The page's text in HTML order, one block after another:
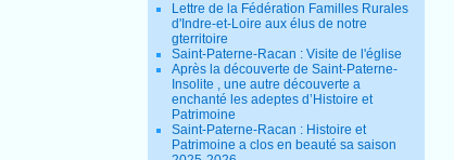
Lettre de la Fédération Familles Rurales
d'Indre-et-Loire aux élus de notre
gterritoire
Saint-Paterne-Racan : Visite de l'église
Après la découverte de Saint-Paterne-
Insolite , une autre découverte a
enchanté les adeptes d’Histoire et
Patrimoine
Saint-Paterne-Racan : Histoire et
Patrimoine a clos en beauté sa saison